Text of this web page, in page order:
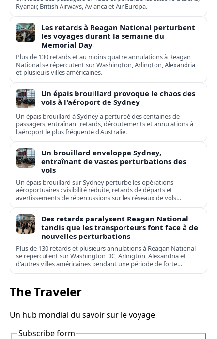
Ryanair, British Airways, Avianca et Air Europa.
Les retards à Reagan National perturbent
les voyages durant la semaine du
Memorial Day
Plus de 130 retards et au moins quatre annulations à Reagan
National se répercutent sur Washington, Arlington, Alexandria
et plusieurs villes américaines.
Un épais brouillard provoque le chaos des
vols à l'aéroport de Sydney
Un épais brouillard à Sydney a perturbé des centaines de
passagers, entraînant retards, déroutements et annulations à
l'aéroport le plus fréquenté d'Australie.
Un brouillard enveloppe Sydney,
entraînant de vastes perturbations des
vols
Un épais brouillard sur Sydney perturbe les opérations
aéroportuaires : visibilité réduite, retards de départs et
avertissements de répercussions sur les réseaux de vols
domestiques et internationaux.
Des retards paralysent Reagan National
tandis que les transporteurs font face à de
nouvelles perturbations
Plus de 130 retards et plusieurs annulations à Reagan National
se répercutent sur Washington DC, Arlington, Alexandria et
d'autres villes américaines pendant une période de forte
affluence.
The Traveler
Un hub mondial du savoir sur le voyage
Subscribe form